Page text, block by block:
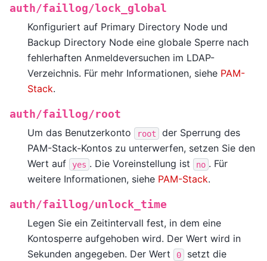
auth/faillog/lock_global
Konfiguriert auf Primary Directory Node und
Backup Directory Node eine globale Sperre nach
fehlerhaften Anmeldeversuchen im LDAP-
Verzeichnis. Für mehr Informationen, siehe PAM-
Stack.
auth/faillog/root
Um das Benutzerkonto
root
der Sperrung des
PAM-Stack-Kontos zu unterwerfen, setzen Sie den
Wert auf
yes . Die Voreinstellung ist no . Für
weitere Informationen, siehe PAM-Stack.
auth/faillog/unlock_time
Legen Sie ein Zeitintervall fest, in dem eine
Kontosperre aufgehoben wird. Der Wert wird in
Sekunden angegeben. Der Wert
0
setzt die